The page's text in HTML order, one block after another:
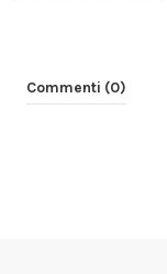
Commenti (0)